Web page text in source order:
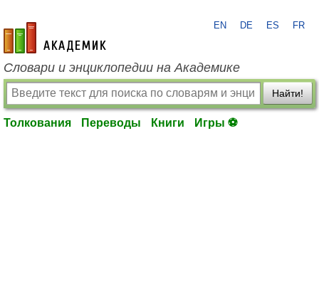
academic.ru
EN DE ES FR
Словари и энциклопедии на Академике
Найти!
Толкования Переводы Книги Игры ⚽